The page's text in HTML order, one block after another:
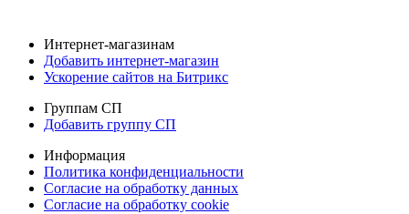
Интернет-магазинам
Добавить интернет-магазин
Ускорение сайтов на Битрикс
Группам СП
Добавить группу СП
Информация
Политика конфиденциальности
Согласие на обработку данных
Согласие на обработку cookie